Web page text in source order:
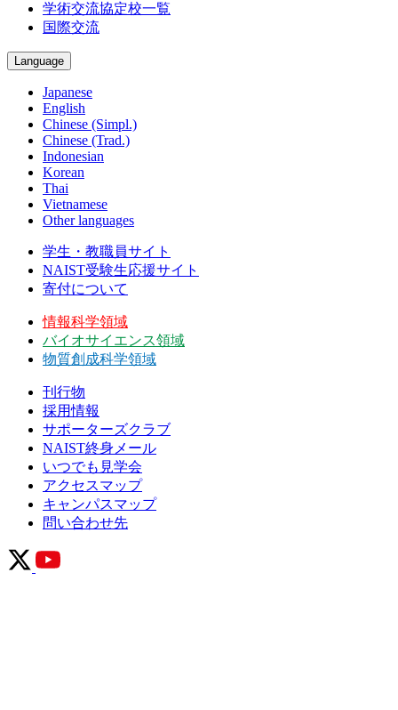
学術交流協定校一覧
国際交流
Language
Japanese
English
Chinese (Simpl.)
Chinese (Trad.)
Indonesian
Korean
Thai
Vietnamese
Other languages
学生・教職員サイト
NAIST受験生応援サイト
寄付について
情報科学領域
バイオサイエンス領域
物質創成科学領域
刊行物
採用情報
サポーターズクラブ
NAIST終身メール
いつでも見学会
アクセスマップ
キャンパスマップ
問い合わせ先